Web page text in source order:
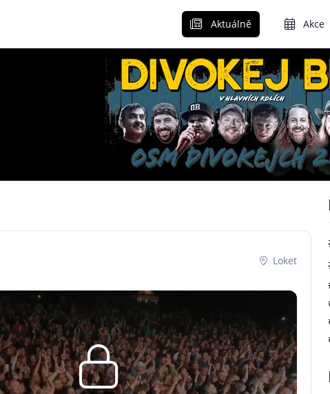
Aktuálně Akce
Loket